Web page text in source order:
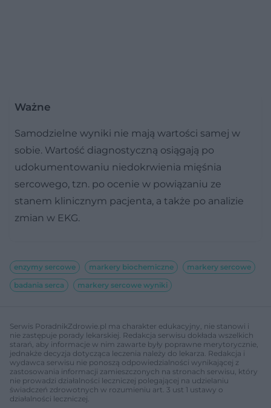
Ważne
Samodzielne wyniki nie mają wartości samej w
sobie. Wartość diagnostyczną osiągają po
udokumentowaniu niedokrwienia mięśnia
sercowego, tzn. po ocenie w powiązaniu ze
stanem klinicznym pacjenta, a także po analizie
zmian w EKG.
enzymy sercowe markery biochemiczne
markery sercowe
badania serca
markery sercowe wyniki
Serwis PoradnikZdrowie.pl ma charakter edukacyjny, nie stanowi i
nie zastępuje porady lekarskiej. Redakcja serwisu dokłada wszelkich
starań, aby informacje w nim zawarte były poprawne merytorycznie,
jednakże decyzja dotycząca leczenia należy do lekarza. Redakcja i
wydawca serwisu nie ponoszą odpowiedzialności wynikającej z
zastosowania informacji zamieszczonych na stronach serwisu, który
nie prowadzi działalności leczniczej polegającej na udzielaniu
świadczeń zdrowotnych w rozumieniu art. 3 ust 1 ustawy o
działalności leczniczej.